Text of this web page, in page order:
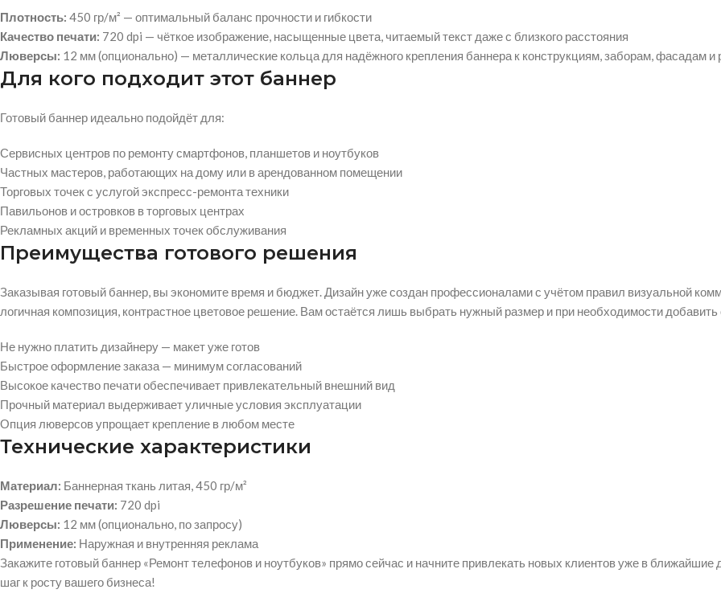
Плотность: 450 гр/м² — оптимальный баланс прочности и гибкости
Качество печати: 720 dpi — чёткое изображение, насыщенные цвета, читаемый текст даже с близкого расстояния
Люверсы: 12 мм (опционально) — металлические кольца для надёжного крепления баннера к конструкциям, заборам, фасадам и
Для кого подходит этот баннер
Готовый баннер идеально подойдёт для:
Сервисных центров по ремонту смартфонов, планшетов и ноутбуков
Частных мастеров, работающих на дому или в арендованном помещении
Торговых точек с услугой экспресс-ремонта техники
Павильонов и островков в торговых центрах
Рекламных акций и временных точек обслуживания
Преимущества готового решения
Заказывая готовый баннер, вы экономите время и бюджет. Дизайн уже создан профессионалами с учётом правил визуальной
логичная композиция, контрастное цветовое решение. Вам остаётся лишь выбрать нужный размер и при необходимости
Не нужно платить дизайнеру — макет уже готов
Быстрое оформление заказа — минимум согласований
Высокое качество печати обеспечивает привлекательный внешний вид
Прочный материал выдерживает уличные условия эксплуатации
Опция люверсов упрощает крепление в любом месте
Технические характеристики
Материал: Баннерная ткань литая, 450 гр/м²
Разрешение печати: 720 dpi
Люверсы: 12 мм (опционально, по запросу)
Применение: Наружная и внутренняя реклама
Закажите готовый баннер «Ремонт телефонов и ноутбуков» прямо сейчас и начните привлекать новых клиентов уже в
шаг к росту вашего бизнеса!